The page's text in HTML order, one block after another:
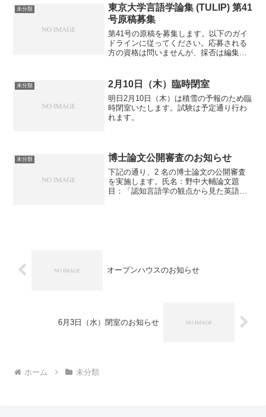
未分類
東京大学言語学論集 (TULIP) 第41
号原稿募集
第41号の原稿を募集します。以下のガイ
ドラインに従ってください。応募される
方の資格は問いませんが、採否は編集委
郷 7-3-1 東京大学大学院人文社会系...
未分類 2月10日（木）臨時閉室
明日2月10日（木）は積雪の予報のため臨
時閉室いたします。試験は予定通り行わ
れます。
未分類 博士論文公開審査のお知らせ
下記の通り、2 名の博士論文の公開審査
を実施します。氏名：野中大輔論文題
目：「認知言語学の観点から見た英語の
オープンハウスのお知らせ
6月3日（水）閉室のお知らせ
ホーム 未分類